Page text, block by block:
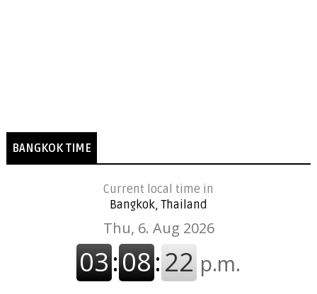
BANGKOK TIME
Current local time in
Bangkok, Thailand